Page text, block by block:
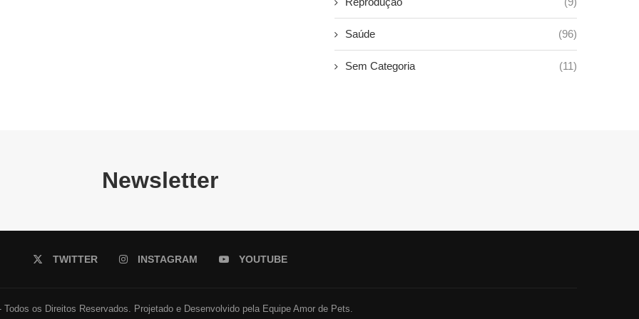
Saúde (96)
Sem Categoria (11)
Newsletter
TWITTER INSTAGRAM YOUTUBE
Todos os Direitos Reservados. Projetado e Desenvolvido pela Equipe Amor de Pets.